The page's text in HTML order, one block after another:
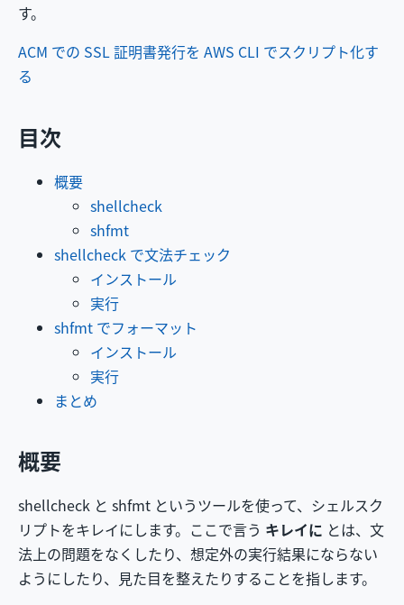
す。
ACM での SSL 証明書発行を AWS CLI でスクリプト化す
る
目次
概要
shellcheck
shfmt
shellcheck で文法チェック
インストール
実行
shfmt でフォーマット
インストール
実行
まとめ
概要
shellcheck と shfmt というツールを使って、シェルスク
リプトをキレイにします。ここで言う キレイに とは、文
法上の問題をなくしたり、想定外の実行結果にならない
ようにしたり、見た目を整えたりすることを指します。